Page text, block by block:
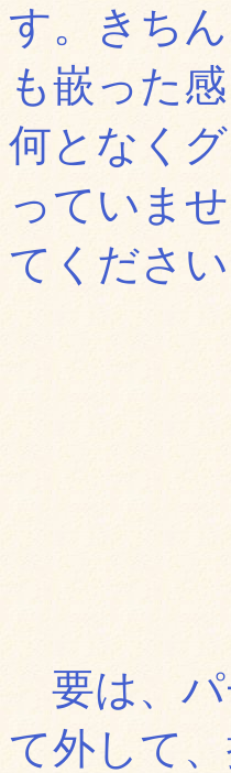
す。きち
も嵌った
何となく
っていま
てください
要は、パ
て外して